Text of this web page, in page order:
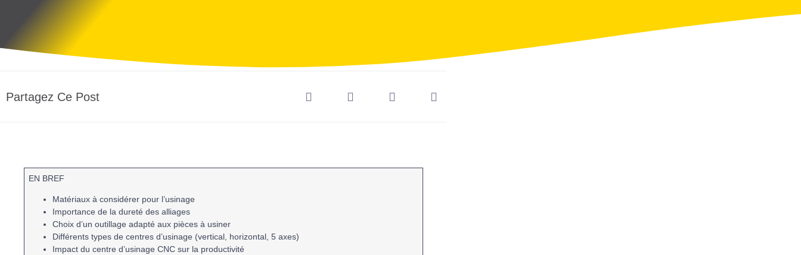
Partagez Ce Post
EN BREF
Matériaux à considérer pour l’usinage
Importance de ladureté des alliages
Choix d’unoutillage adapté aux pièces à usiner
Différents types decentres d’usinage (vertical, horizontal, 5 axes)
Impact ducentre d’usinage CNC sur la productivité